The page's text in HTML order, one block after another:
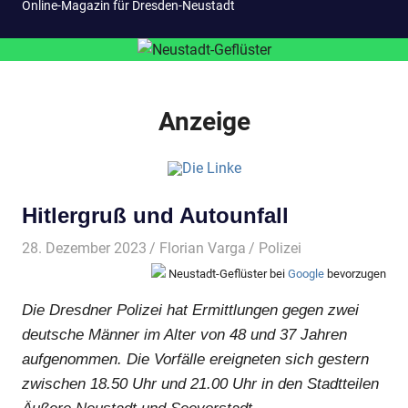
Online-Magazin für Dresden-Neustadt
Anzeige
Hitlergruß und Autounfall
28. Dezember 2023 Florian Varga Polizei
Neustadt-Geflüster bei Google bevorzugen
Die Dresdner Polizei hat Ermittlungen gegen zwei
deutsche Männer im Alter von 48 und 37 Jahren
aufgenommen. Die Vorfälle ereigneten sich gestern
zwischen 18.50 Uhr und 21.00 Uhr in den Stadtteilen